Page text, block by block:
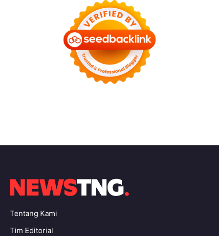
Tentang Kami
Tim Editorial